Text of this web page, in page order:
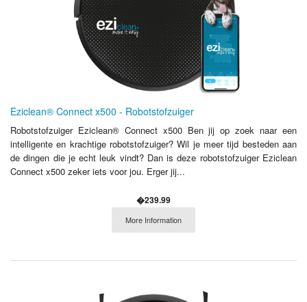
Eziclean® Connect x500 - Robotstofzuiger
Robotstofzuiger Eziclean® Connect x500 Ben jij op zoek naar een
intelligente en krachtige robotstofzuiger? Wil je meer tijd besteden aan
de dingen die je echt leuk vindt? Dan is deze robotstofzuiger Eziclean
Connect x500 zeker iets voor jou. Erger jij...
�239.99
More Information